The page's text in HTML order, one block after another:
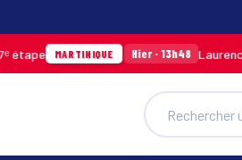
MARTINIQUE Hier · 13h48 Laurence Fibleuil